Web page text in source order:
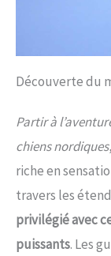
Découverte du
Partir à
chiens nordiques
riche en
travers les
privilégié avec
puissants. Les